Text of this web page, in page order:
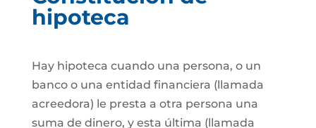
hipoteca
Hay hipoteca cuando una persona, o un
banco o una entidad financiera (llamada
acreedora) le presta a otra persona una
suma de dinero, y esta última (llamada